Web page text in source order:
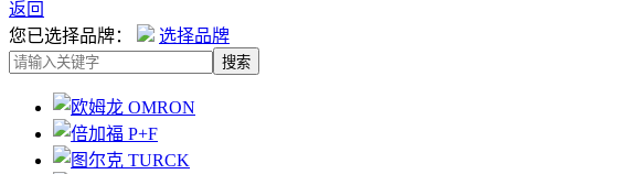
返回
您已选择品牌：
选择品牌
搜索